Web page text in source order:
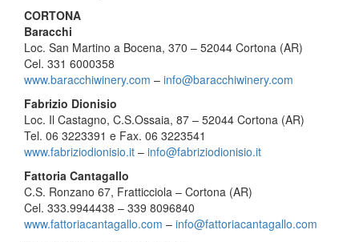
CORTONA
Baracchi
Loc. San Martino a Bocena, 370 – 52044 Cortona (AR)
Cel. 331 6000358
www.baracchiwinery.com – info@baracchiwinery.com
Fabrizio Dionisio
Loc. Il Castagno, C.S.Ossaia, 87 – 52044 Cortona (AR)
Tel. 06 3223391 e Fax. 06 3223541
www.fabriziodionisio.it – info@fabriziodionisio.it
Fattoria Cantagallo
C.S. Ronzano 67, Fratticciola – Cortona (AR)
Cel. 333.9944438 – 339 8096840
www.fattoriacantagallo.com – info@fattoriacantagallo.com